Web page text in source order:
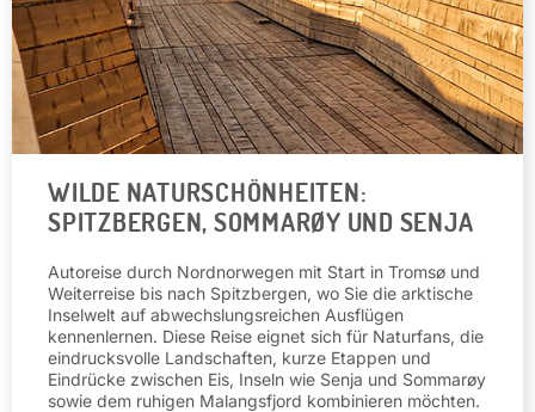
WILDE NATURSCHÖNHEITEN:
SPITZBERGEN, SOMMARØY UND SENJA
Autoreise durch Nordnorwegen mit Start in Tromsø und
Weiterreise bis nach Spitzbergen, wo Sie die arktische
Inselwelt auf abwechslungsreichen Ausflügen
kennenlernen. Diese Reise eignet sich für Naturfans, die
eindrucksvolle Landschaften, kurze Etappen und
Eindrücke zwischen Eis, Inseln wie Senja und Sommarøy
sowie dem ruhigen Malangsfjord kombinieren möchten.